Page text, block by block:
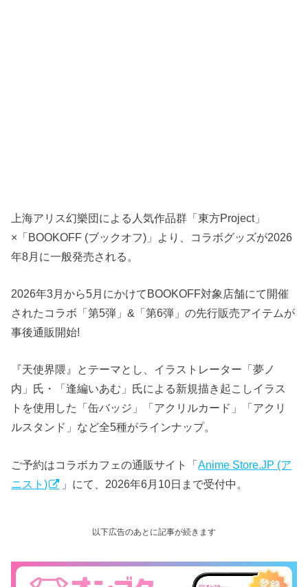
上海アリス幻樂団による人気作品群「東方Project」
×「BOOKOFF (ブックオフ)」より、コラボグッズが2026
年8月に一般発売される。
2026年3月から5月にかけてBOOKOFF対象店舗にて開催
されたコラボ「第5弾」&「第6弾」の先行販売アイテムが
事後通販開始!
『天使界隈』とテーマとし、イラストレーター「夢ノ
内」氏・「逢編いあむ」氏による新規描き起こしイラス
トを使用した「缶バッジ」「アクリルカード」「アクリ
ルスタンド」など全5種がラインナップ。
ご予約はコラボカフェの通販サイト「Anime Store.JP (ア
ニスト)
」にて、2026年6月10日まで受付中。
以下広告のあとに記事が続きます